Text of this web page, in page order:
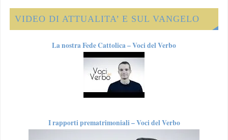
VIDEO DI ATTUALITA’ E SUL VANGELO
La nostra Fede Cattolica – Voci del Verbo
I rapporti prematrimoniali – Voci del Verbo